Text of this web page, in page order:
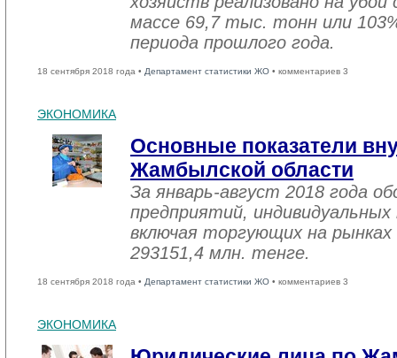
массе 69,7 тыс. тонн или
периода прошлого года.
18 сентября 2018 года • Департамент статистики ЖО • комментариев 3
ЭКОНОМИКА
Основные показатели
Жамбылской области
За январь-август 2018 года
предприятий,
включая торгующих на рынках
293151,4 млн. тенге.
18 сентября 2018 года • Департамент статистики ЖО • комментариев 3
ЭКОНОМИКА